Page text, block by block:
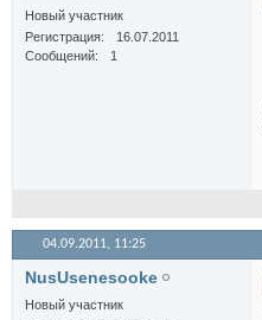
Новый участник
Регистрация
16.07.2011
Сообщений
1
04.09.2011, 11:25
NusUsenesooke
Новый участник